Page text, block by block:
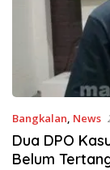
Bangkalan, News
Dua DPO
Belum